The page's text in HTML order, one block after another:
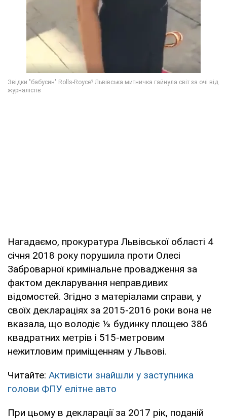
Нагадаємо, прокуратура Львівської області 4
січня 2018 року порушила проти Олесі
Заброварної кримінальне провадження за
фактом декларування неправдивих
відомостей. Згідно з матеріалами справи, у
своїх деклараціях за 2015-2016 роки вона не
вказала, що володіє ⅓ будинку площею 386
квадратних метрів і 515-метровим
нежитловим приміщенням у Львові.
Читайте: Активісти знайшли у заступника
голови ФПУ елітне авто
При цьому в декларації за 2017 рік, поданій